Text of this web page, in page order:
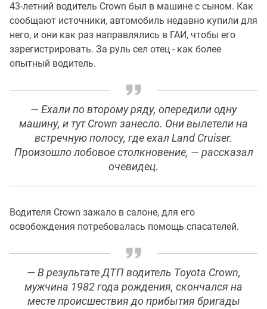
43-летний водитель Crown был в машине с сыном. Как
сообщают источники, автомобиль недавно купили для
него, и они как раз направлялись в ГАИ, чтобы его
зарегистрировать. За руль сел отец - как более
опытный водитель.
— Ехали по второму ряду, опередили одну
машину, и тут Crown занесло. Они вылетели на
встречную полосу, где ехал Land Cruiser.
Произошло лобовое столкновение, — рассказал
очевидец.
Водителя Crown зажало в салоне, для его
освобождения потребовалась помощь спасателей.
— В результате ДТП водитель Toyota Crown,
мужчина 1982 года рождения, скончался на
месте происшествия до прибытия бригады